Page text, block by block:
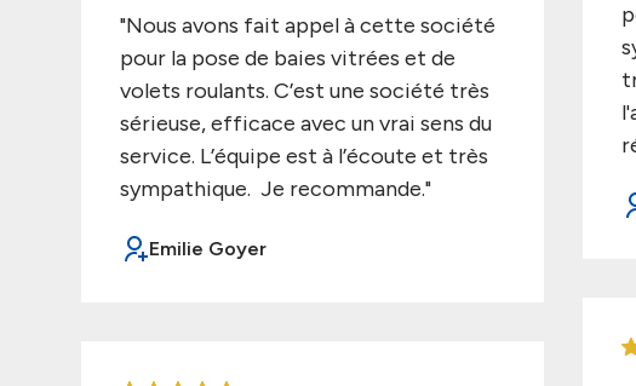
"Nous avons fait appel à cette société
pour la pose de baies vitrées et de
volets roulants. C’est une société très
sérieuse, efficace avec un vrai sens du
service. L’équipe est à l’écoute et très
sympathique. Je recommande."
Emilie Goyer